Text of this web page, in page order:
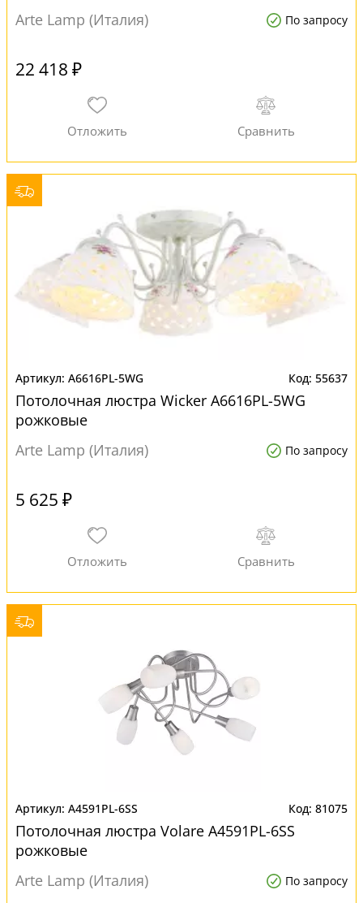
Arte Lamp (Италия)
По запросу
22 418 ₽
A6616PL-5WG 55637
Потолочная люстра Wicker A6616PL-5WG
рожковые
Arte Lamp (Италия)
По запросу
5 625 ₽
A4591PL-6SS 81075
Потолочная люстра Volare A4591PL-6SS
рожковые
Arte Lamp (Италия)
По запросу